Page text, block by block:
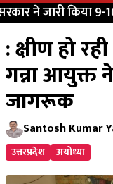
ने जारी किया 9-10
: क्षीण हो
गन्ना आयुक्त
जागरूक
Santosh Kumar
उत्तरप्रदेश अयोध्या